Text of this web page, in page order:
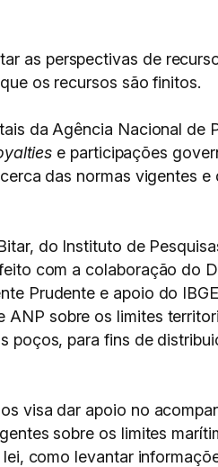
as perspectivas de
os recursos são finitos.
da Agência Nacional de
e participações
das normas vigentes
do Instituto de
com a colaboração do
Prudente e apoio do
ANP sobre os limites
poços, para fins de
visa dar apoio no
sobre os limites
como levantar